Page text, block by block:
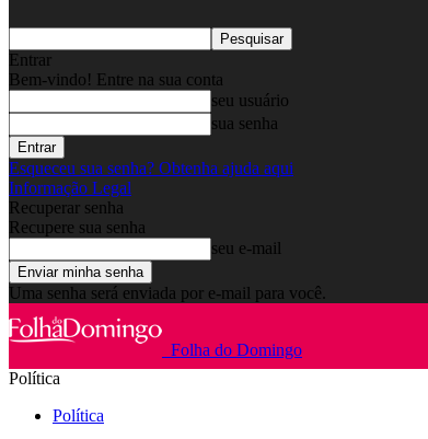
Entrar
Bem-vindo! Entre na sua conta
seu usuário
sua senha
Esqueceu sua senha? Obtenha ajuda aqui
Informação Legal
Recuperar senha
Recupere sua senha
seu e-mail
Uma senha será enviada por e-mail para você.
Folha do Domingo
Política
Política